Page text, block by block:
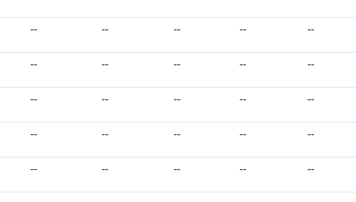
-- -- -- -- --
-- -- -- -- --
-- -- -- -- --
-- -- -- -- --
-- -- -- -- --